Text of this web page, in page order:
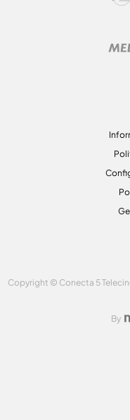
Copyright © Conecta 5
By